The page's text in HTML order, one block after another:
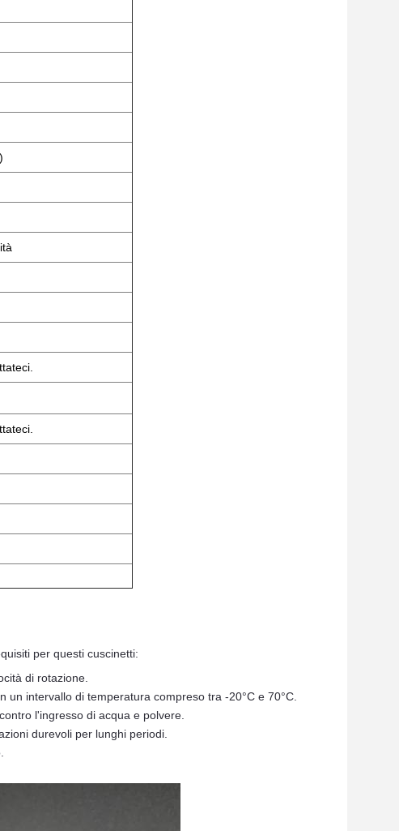
per questi cuscinetti:
di rotazione.
un intervallo di temperatura compreso tra -20°C e 70°C.
l'ingresso di acqua e polvere.
durevoli per lunghi periodi.